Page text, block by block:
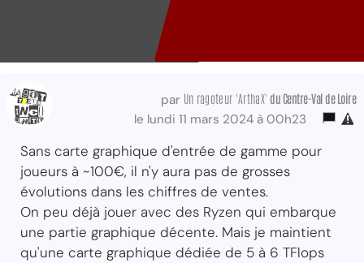
par Un ragoteur 'ArthaX' du Centre-Val de Loire
le lundi 11 mars 2024 à 00h23
Sans carte graphique d'entrée de gamme pour
joueurs à ~100€, il n'y aura pas de grosses
évolutions dans les chiffres de ventes.
On peu déjà jouer avec des Ryzen qui embarque
une partie graphique décente. Mais je maintient
qu'une carte graphique dédiée de 5 à 6 TFlops